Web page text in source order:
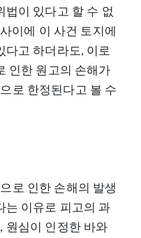
법이 있다고 할 수 없
이에 이 사건 토지에
다고 하더라도, 이로
인한 원고의 손해가
로 한정된다고 볼 수
로 인한 손해의 발생
는 이유로 피고의 과
원심이 인정한 바와